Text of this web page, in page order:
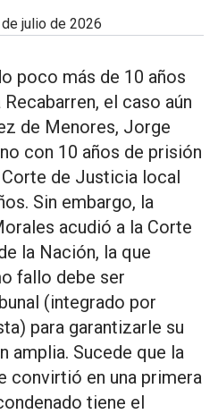
de julio de 2026
poco más de 10 años
el caso aún
de Menores, Jorge
con 10 años de prisión
de Justicia local
Sin embargo, la
acudió a la Corte
la Nación, la que
fallo debe ser
(integrado por
para garantizarle su
amplia. Sucede que la
convirtió en una primera
tiene el